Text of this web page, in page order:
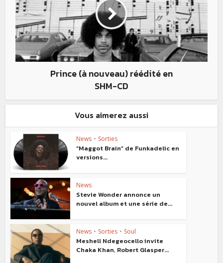
Prince (à nouveau) réédité en
SHM-CD
Vous aimerez aussi
News • Sorties
“Maggot Brain” de Funkadelic en
versions...
News
Stevie Wonder annonce un
nouvel album et une série de...
News • Sorties • Soul
Meshell Ndegeocello invite
Chaka Khan, Robert Glasper...